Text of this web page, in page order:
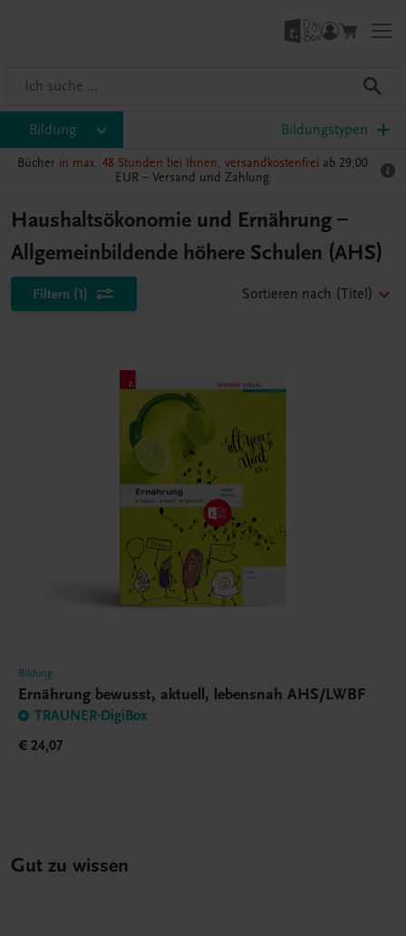
Bildung Bildungstypen
Bücher in max. 48 Stunden bei Ihnen, versandkostenfrei ab 29,00
EUR – Versand und Zahlung
Haushaltsökonomie und Ernährung –
Allgemeinbildende höhere Schulen (AHS)
Filtern (1) Sortieren nach (Titel)
Bildung
Ernährung bewusst, aktuell, lebensnah AHS/LWBF
TRAUNER-DigiBox
€ 24,07
Gut zu wissen